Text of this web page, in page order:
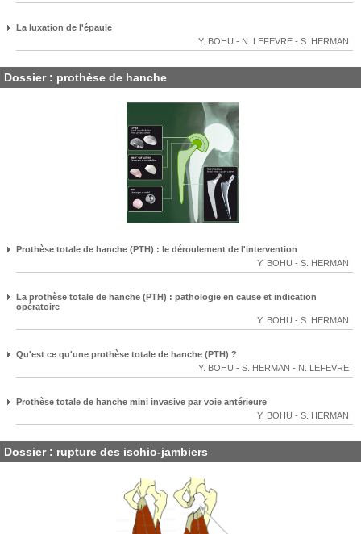
La luxation de l'épaule
Y. BOHU - N. LEFEVRE - S. HERMAN
Dossier : prothèse de hanche
Prothèse totale de hanche (PTH) : le déroulement de l'intervention
Y. BOHU - S. HERMAN
La prothèse totale de hanche (PTH) : pathologie en cause et indication
opératoire
Y. BOHU - S. HERMAN
Qu'est ce qu'une prothèse totale de hanche (PTH) ?
Y. BOHU - S. HERMAN - N. LEFEVRE
Prothèse totale de hanche mini invasive par voie antérieure
Y. BOHU - S. HERMAN
Dossier : rupture des ischio-jambiers